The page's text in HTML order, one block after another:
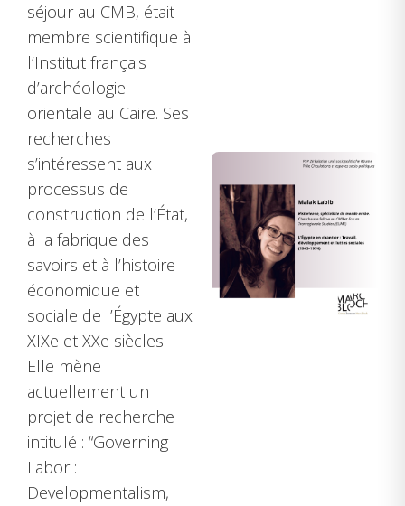
séjour au CMB, était
membre scientifique à
l’Institut français
d’archéologie
orientale au Caire. Ses
recherches
s’intéressent aux
processus de
construction de l’État,
à la fabrique des
savoirs et à l’histoire
économique et
sociale de l’Égypte aux
XIXe et XXe siècles.
Elle mène
actuellement un
projet de recherche
intitulé : “Governing
Labor :
Developmentalism,